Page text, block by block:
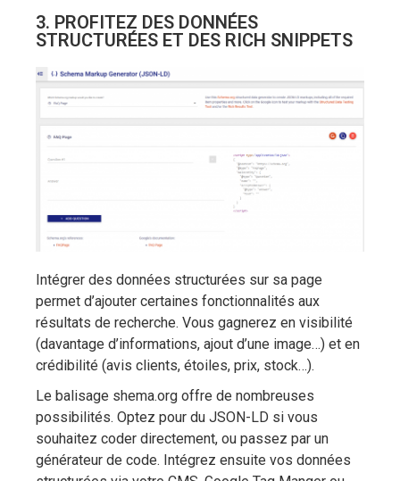
3. PROFITEZ DES DONNÉES
STRUCTURÉES ET DES RICH SNIPPETS
Intégrer des données structurées sur sa page
permet d’ajouter certaines fonctionnalités aux
résultats de recherche. Vous gagnerez en visibilité
(davantage d’informations, ajout d’une image…) et en
crédibilité (avis clients, étoiles, prix, stock…).
Le balisage shema.org offre de nombreuses
possibilités. Optez pour du JSON-LD si vous
souhaitez coder directement, ou passez par un
générateur de code. Intégrez ensuite vos données